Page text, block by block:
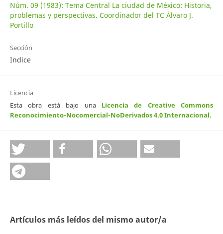
Núm. 09 (1983): Tema Central La ciudad de México: Historia,
problemas y perspectivas. Coordinador del TC Álvaro J.
Portillo
Sección
Indice
Licencia
Esta obra está bajo una Licencia de Creative Commons
Reconocimiento-Nocomercial-NoDerivados 4.0 Internacional.
Artículos más leídos del mismo autor/a